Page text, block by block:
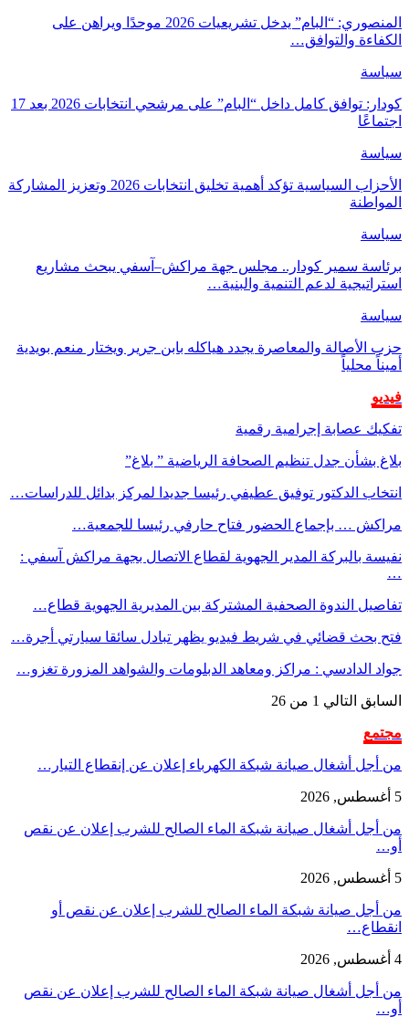
المنصوري: “البام” يدخل تشريعيات 2026 موحدًا ويراهن على
الكفاءة والتوافق…
سياسة
كودار: توافق كامل داخل “البام” على مرشحي انتخابات 2026 بعد 17
اجتماعًا
سياسة
الأحزاب السياسية تؤكد أهمية تخليق انتخابات 2026 وتعزيز المشاركة
المواطنة
سياسة
برئاسة سمير كودار.. مجلس جهة مراكش–آسفي يبحث مشاريع
استراتيجية لدعم التنمية والبنية…
سياسة
حزب الأصالة والمعاصرة يجدد هياكله بابن جرير ويختار منعم بويدية
أميناً محلياً
فيديو
تفكيك عصابة إجرامية رقمية
بلاغ بشأن جدل تنظيم الصحافة الرياضية ” بلاغ”
انتخاب الدكتور توفيق عطيفي رئيسا جديدا لمركز بدائل للدراسات…
مراكش … بإجماع الحضور فتاح حارفي رئيسا للجمعية…
نفيسة بالبركة المدير الجهوية لقطاع الاتصال بجهة مراكش آسفي :
…
تفاصيل الندوة الصحفية المشتركة بين المديرية الجهوية قطاع…
فتح بحث قضائي في شريط فيديو يظهر تبادل سائقا سيارتي أجرة…
جواد الدادسي : مراكز ومعاهد الدبلومات والشواهد المزورة تغزو…
السابق التالي 1 من 26
مجتمع
من أجل أشغال صيانة شبكة الكهرباء إعلان عن إنقطاع التيار…
5 أغسطس, 2026
من أجل أشغال صيانة شبكة الماء الصالح للشرب إعلان عن نقص
أو…
5 أغسطس, 2026
من أجل صيانة شبكة الماء الصالح للشرب إعلان عن نقص أو
انقطاع…
4 أغسطس, 2026
من أجل أشغال صيانة شبكة الماء الصالح للشرب إعلان عن نقص
أو…